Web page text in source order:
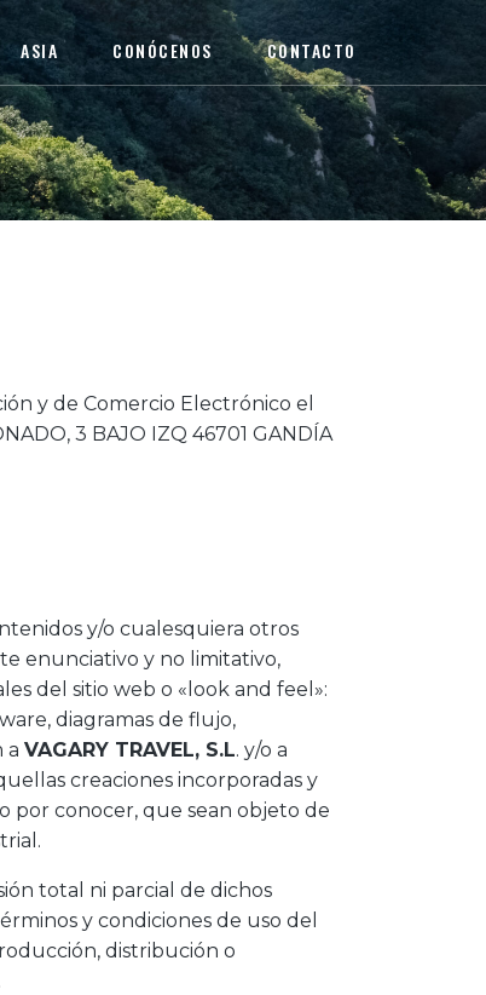
ASIA CONÓCENOS CONTACTO
y de Comercio Electrónico el
3 BAJO IZQ 46701 GANDÍA
y/o cualesquiera otros
enunciativo y no limitativo,
del sitio web o «look and feel»:
diagramas de flujo,
a VAGARY TRAVEL, S.L. y/o a
creaciones incorporadas y
por conocer, que sean objeto de
total ni parcial de dichos
y condiciones de uso del
distribución o